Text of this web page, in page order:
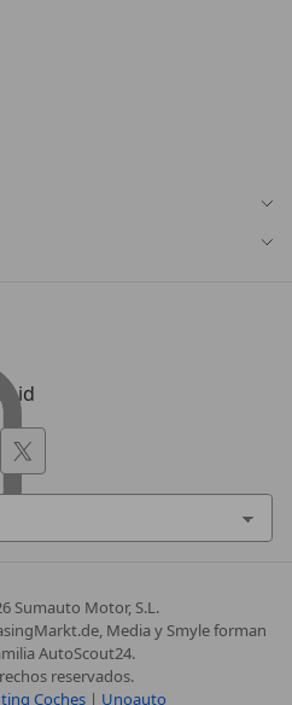
Sumauto Motor, S.L.
Media y Smyle forman
AutoScout24.
reservados.
Coches | Unoauto